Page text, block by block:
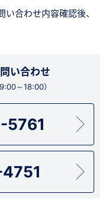
い合わせ内容確認後、
い合わせ
～18:00）